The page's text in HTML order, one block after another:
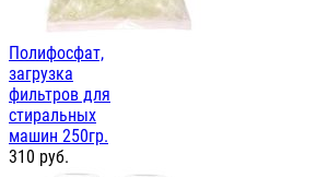
Полифосфат,
загрузка
фильтров для
стиральных
машин 250гр.
310 руб.